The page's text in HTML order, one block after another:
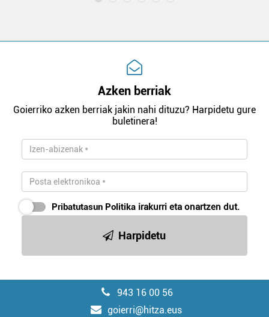
Azken berriak
Goierriko azken berriak jakin nahi dituzu? Harpidetu gure
buletinera!
Pribatutasun Politika irakurri eta onartzen dut.
Harpidetu
943 16 00 56
goierri@hitza.eus